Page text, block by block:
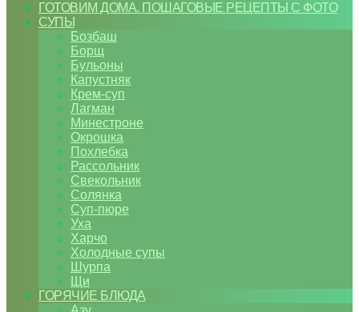
ГОТОВИМ ДОМА. ПОШАГОВЫЕ РЕЦЕПТЫ С ФОТО
СУПЫ
Бозбаш
Борщ
Бульоны
Капустняк
Крем-суп
Лагман
Минестроне
Окрошка
Похлебка
Рассольник
Свекольник
Солянка
Суп-пюре
Уха
Харчо
Холодные супы
Шурпа
Щи
ГОРЯЧИЕ БЛЮДА